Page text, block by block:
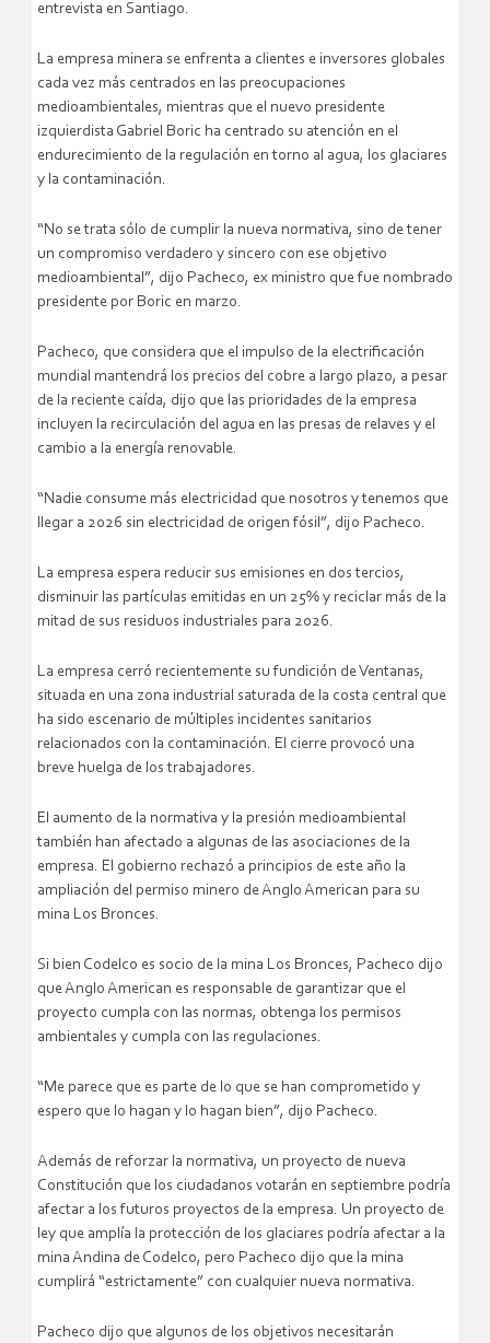
entrevista en Santiago.
La empresa minera se enfrenta a clientes e inversores globales
cada vez más centrados en las preocupaciones
medioambientales, mientras que el nuevo presidente
izquierdista Gabriel Boric ha centrado su atención en el
endurecimiento de la regulación en torno al agua, los glaciares
y la contaminación.
“No se trata sólo de cumplir la nueva normativa, sino de tener
un compromiso verdadero y sincero con ese objetivo
medioambiental”, dijo Pacheco, ex ministro que fue nombrado
presidente por Boric en marzo.
Pacheco, que considera que el impulso de la electrificación
mundial mantendrá los precios del cobre a largo plazo, a pesar
de la reciente caída, dijo que las prioridades de la empresa
incluyen la recirculación del agua en las presas de relaves y el
cambio a la energía renovable.
“Nadie consume más electricidad que nosotros y tenemos que
llegar a 2026 sin electricidad de origen fósil”, dijo Pacheco.
La empresa espera reducir sus emisiones en dos tercios,
disminuir las partículas emitidas en un 25% y reciclar más de la
mitad de sus residuos industriales para 2026.
La empresa cerró recientemente su fundición de Ventanas,
situada en una zona industrial saturada de la costa central que
ha sido escenario de múltiples incidentes sanitarios
relacionados con la contaminación. El cierre provocó una
breve huelga de los trabajadores.
El aumento de la normativa y la presión medioambiental
también han afectado a algunas de las asociaciones de la
empresa. El gobierno rechazó a principios de este año la
ampliación del permiso minero de Anglo American para su
mina Los Bronces.
Si bien Codelco es socio de la mina Los Bronces, Pacheco dijo
que Anglo American es responsable de garantizar que el
proyecto cumpla con las normas, obtenga los permisos
ambientales y cumpla con las regulaciones.
“Me parece que es parte de lo que se han comprometido y
espero que lo hagan y lo hagan bien”, dijo Pacheco.
Además de reforzar la normativa, un proyecto de nueva
Constitución que los ciudadanos votarán en septiembre podría
afectar a los futuros proyectos de la empresa. Un proyecto de
ley que amplía la protección de los glaciares podría afectar a la
mina Andina de Codelco, pero Pacheco dijo que la mina
cumplirá “estrictamente” con cualquier nueva normativa.
Pacheco dijo que algunos de los objetivos necesitarán